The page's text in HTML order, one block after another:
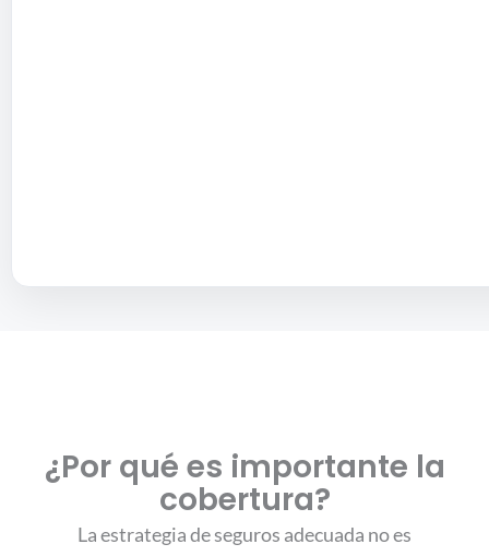
¿Por qué es importante la
cobertura?
La estrategia de seguros adecuada no es